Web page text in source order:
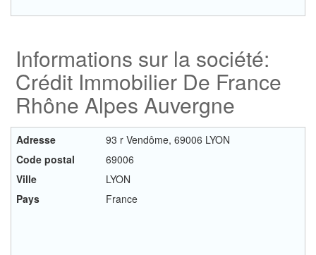
Informations sur la société:
Crédit Immobilier De France
Rhône Alpes Auvergne
Adresse
93 r Vendôme, 69006 LYON
Code postal
69006
Ville
LYON
Pays
France